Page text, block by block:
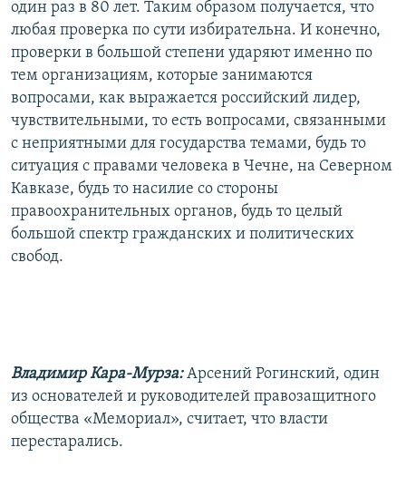
один раз в 80 лет. Таким образом получается, что
любая проверка по сути избирательна. И конечно,
проверки в большой степени ударяют именно по
тем организациям, которые занимаются
вопросами, как выражается российский лидер,
чувствительными, то есть вопросами, связанными
с неприятными для государства темами, будь то
ситуация с правами человека в Чечне, на Северном
Кавказе, будь то насилие со стороны
правоохранительных органов, будь то целый
большой спектр гражданских и политических
свобод.
Владимир Кара-Мурза:Арсений Рогинский, один
из основателей и руководителей правозащитного
общества «Мемориал», считает, что власти
перестарались.